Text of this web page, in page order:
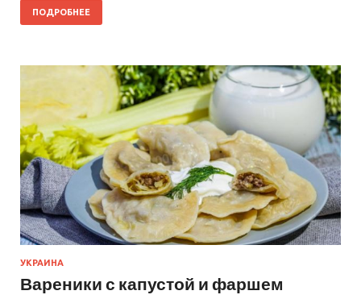
ПОДРОБНЕЕ
УКРАИНА
Вареники с капустой и фаршем